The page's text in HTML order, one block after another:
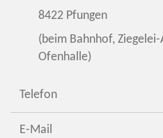
8422 Pfungen
(beim Bahnhof, Ziegelei-
Ofenhalle)
Telefon
E-Mail